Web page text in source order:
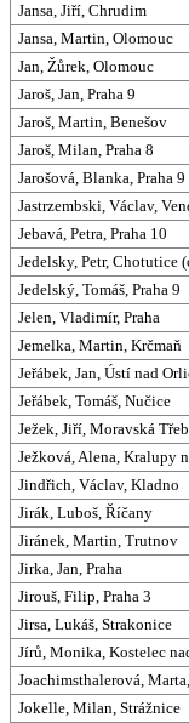
Jansa, Jiří, Chrudim
Jansa, Martin, Olomouc
Jan, Žůrek, Olomouc
Jaroš, Jan, Praha 9
Jaroš, Martin, Benešov
Jaroš, Milan, Praha 8
Jarošová, Blanka, Praha 9
Jastrzembski, Václav,
Jebavá, Petra, Praha 10
Jedelsky, Petr, Chotutice
Jedelský, Tomáš, Praha 9
Jelen, Vladimír, Praha
Jemelka, Martin, Krčmaň
Jeřábek, Jan, Ústí nad
Jeřábek, Tomáš, Nučice
Ježek, Jiří, Moravská
Ježková, Alena, Kralupy
Jindřich, Václav, Kladno
Jirák, Luboš, Říčany
Jiránek, Martin, Trutnov
Jirka, Jan, Praha
Jirouš, Filip, Praha 3
Jirsa, Lukáš, Strakonice
Jírů, Monika, Kostelec
Joachimsthalerová,
Jokelle, Milan, Strážnice